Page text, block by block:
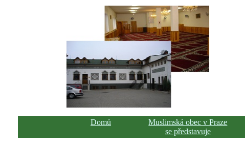
Domů
Muslimská obec v Praze
se představuje